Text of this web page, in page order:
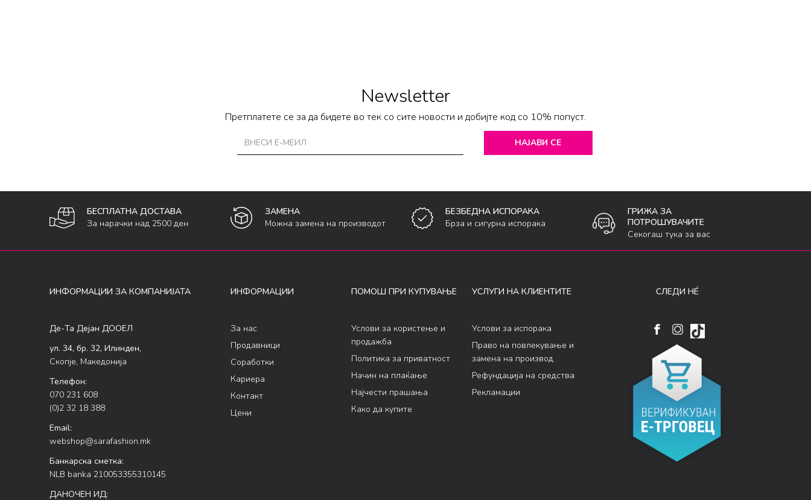
Newsletter
Претплатете се за да бидете во тек со сите новости и добијте код со 10% попуст.
НАЈАВИ СЕ
БЕСПЛАТНА ДОСТАВА
За нарачки над 2500 ден
ЗАМЕНА
Можна замена на производот
БЕЗБЕДНА ИСПОРАКА
Брза и сигурна испорака
ГРИЖА ЗА
ПОТРОШУВАЧИТЕ
Секогаш тука за вас
ИНФОРМАЦИИ ЗА КОМПАНИЈАТА
Де-Та Дејан ДООЕЛ
ул. 34, бр. 32, Илинден,
Скопје, Македонија
Телефон:
070 231 608
(0)2 32 18 388
Email:
webshop@sarafashion.mk
Банкарска сметка:
NLB banka 210053355310145
ДАНОЧЕН ИД:
ИНФОРМАЦИИ
За нас
Продавници
Соработки
Кариера
Контакт
Цени
ПОМОШ ПРИ КУПУВАЊЕ
Услови за користење и
продажба
Политика за приватност
Начин на плаќање
Најчести прашања
Како да купите
УСЛУГИ НА КЛИЕНТИТЕ
Услови за испорака
Право на повлекување и
замена на производ
Рефундација на средства
Рекламации
СЛЕДИ НÉ